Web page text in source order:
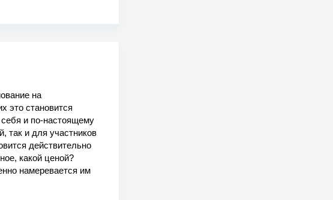
на
это становится
и по-настоящему
так и для участников
действительно
какой ценой?
намеревается им